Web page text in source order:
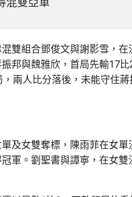
雙組合鄧俊文與謝影雪，
邦與魏雅欣，首局先輸17
兩人比分落後，未能守住
及女雙奪標，陳雨菲在女
軍。劉聖書與譚寧，在女